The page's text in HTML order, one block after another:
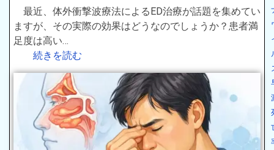
最近、体外衝撃波療法によるED治療が話題を集めてい
ますが、その実際の効果はどうなのでしょうか？患者満
足度は高い…
続きを読む